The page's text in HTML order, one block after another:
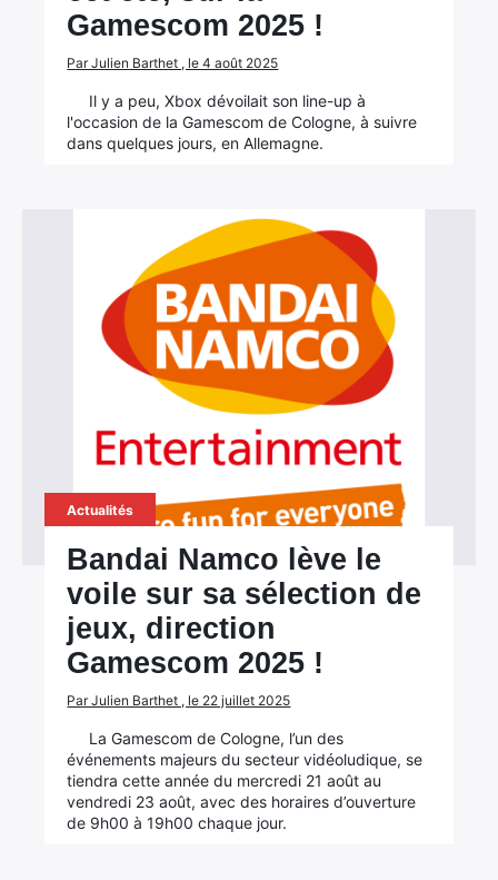
Gamescom 2025 !
Par Julien Barthet , le 4 août 2025
Il y a peu, Xbox dévoilait son line-up à
l'occasion de la Gamescom de Cologne, à suivre
dans quelques jours, en Allemagne.
Actualités
Bandai Namco lève le
voile sur sa sélection de
jeux, direction
Gamescom 2025 !
Par Julien Barthet , le 22 juillet 2025
La Gamescom de Cologne, l’un des
événements majeurs du secteur vidéoludique, se
tiendra cette année du mercredi 21 août au
vendredi 23 août, avec des horaires d’ouverture
de 9h00 à 19h00 chaque jour.